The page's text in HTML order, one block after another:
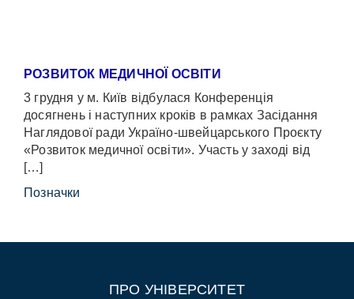
РОЗВИТОК МЕДИЧНОЇ ОСВІТИ
3 грудня у м. Київ відбулася Конференція
досягнень і наступних кроків в рамках Засідання
Наглядової ради Україно-швейцарського Проєкту
«Розвиток медичної освіти». Участь у заході від
[…]
Позначки
ПРО УНІВЕРСИТЕТ